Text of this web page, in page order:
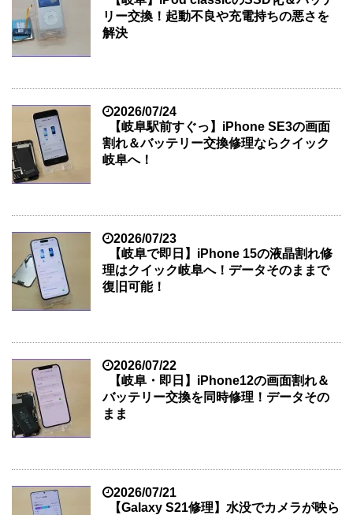
リー交換！起動不良や充電持ちの悪さを
解決
2026/07/24
【岐阜駅前すぐっ】iPhone SE3の画面
割れ＆バッテリー交換修理ならクイック
岐阜へ！
2026/07/23
【岐阜で即日】iPhone 15の液晶割れ修
理はクイック岐阜へ！データそのままで
復旧可能！
2026/07/22
【岐阜・即日】iPhone12の画面割れ＆
バッテリー交換を同時修理！データその
まま
2026/07/21
【Galaxy S21修理】水没でカメラが映ら